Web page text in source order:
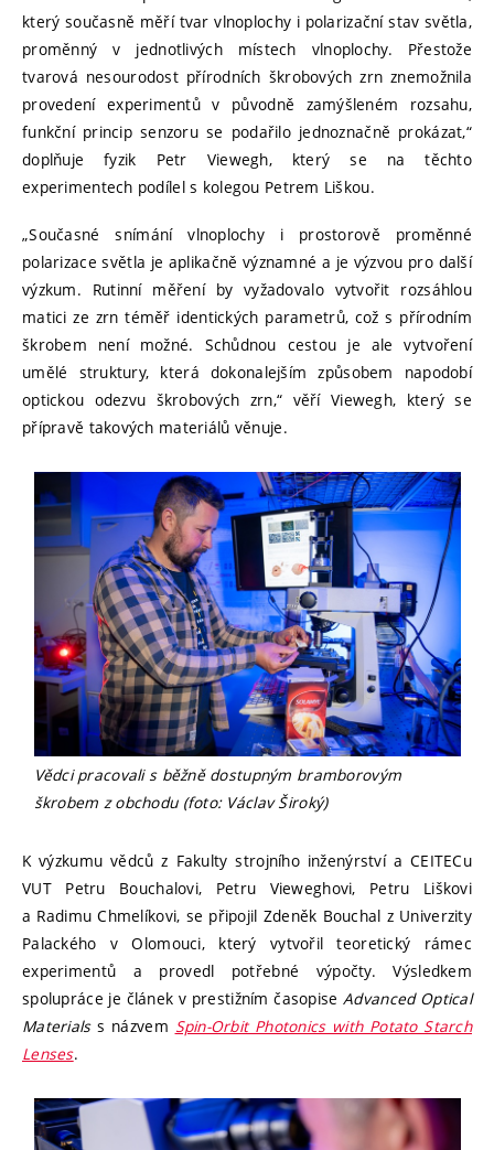
který současně měří tvar vlnoplochy i polarizační stav světla,
proměnný v jednotlivých místech vlnoplochy. Přestože
tvarová nesourodost přírodních škrobových zrn znemožnila
provedení experimentů v původně zamýšleném rozsahu,
funkční princip senzoru se podařilo jednoznačně prokázat,“
doplňuje fyzik Petr Viewegh, který se na těchto
experimentech podílel s kolegou Petrem Liškou.
„Současné snímání vlnoplochy i prostorově proměnné
polarizace světla je aplikačně významné a je výzvou pro další
výzkum. Rutinní měření by vyžadovalo vytvořit rozsáhlou
matici ze zrn téměř identických parametrů, což s přírodním
škrobem není možné. Schůdnou cestou je ale vytvoření
umělé struktury, která dokonalejším způsobem napodobí
optickou odezvu škrobových zrn,“ věří Viewegh, který se
přípravě takových materiálů věnuje.
Vědci pracovali s běžně dostupným bramborovým
škrobem z obchodu (foto: Václav Široký)
K výzkumu vědců z Fakulty strojního inženýrství a CEITECu
VUT Petru Bouchalovi, Petru Vieweghovi, Petru Liškovi
a Radimu Chmelíkovi, se připojil Zdeněk Bouchal z Univerzity
Palackého v Olomouci, který vytvořil teoretický rámec
experimentů a provedl potřebné výpočty. Výsledkem
spolupráce je článek v prestižním časopiseAdvanced Optical
Materialss názvem Spin-Orbit Photonics with Potato Starch
Lenses.